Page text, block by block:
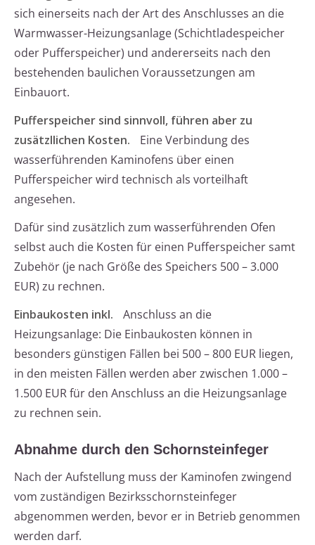
sich einerseits nach der Art des Anschlusses an die
Warmwasser-Heizungsanlage (Schichtladespeicher
oder Pufferspeicher) und andererseits nach den
bestehenden baulichen Voraussetzungen am
Einbauort.
Pufferspeicher sind sinnvoll, führen aber zu
zusätzllichen Kosten.
Eine Verbindung des
wasserführenden Kaminofens über einen
Pufferspeicher wird technisch als vorteilhaft
angesehen.
Dafür sind zusätzlich zum wasserführenden Ofen
selbst auch die Kosten für einen Pufferspeicher samt
Zubehör (je nach Größe des Speichers 500 – 3.000
EUR) zu rechnen.
Einbaukosten inkl.
Anschluss an die
Heizungsanlage: Die Einbaukosten können in
besonders günstigen Fällen bei 500 – 800 EUR liegen,
in den meisten Fällen werden aber zwischen 1.000 –
1.500 EUR für den Anschluss an die Heizungsanlage
zu rechnen sein.
Abnahme durch den Schornsteinfeger
Nach der Aufstellung muss der Kaminofen zwingend
vom zuständigen Bezirksschornsteinfeger
abgenommen werden, bevor er in Betrieb genommen
werden darf.